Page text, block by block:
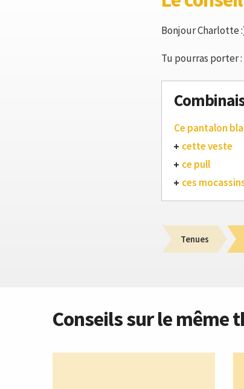
Bonjour Charlotte
Tu pourras porter :
Ce pantalon
cette veste
ce pull
ces
Tenues
Conseils sur le même